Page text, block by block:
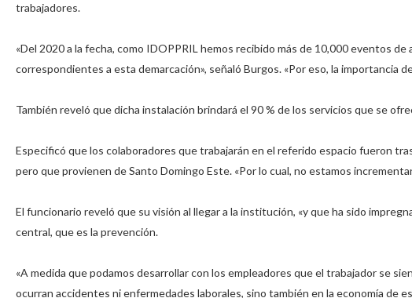
trabajadores.⁣
«Del 2020 a la fecha, como IDOPPRIL hemos recibido más de 10,000 eventos
correspondientes a esta demarcación», señaló Burgos. «Por eso, la importancia
También reveló que dicha instalación brindará el 90 % de los servicios que se
Especificó que los colaboradores que trabajarán en el referido espacio fueron
pero que provienen de Santo Domingo Este. «Por lo cual, no estamos
El funcionario reveló que su visión al llegar a la institución, «y que ha sido
central, que es la prevención.⁣
«A medida que podamos desarrollar con los empleadores que el trabajador se
ocurran accidentes ni enfermedades laborales, sino también en la economía de